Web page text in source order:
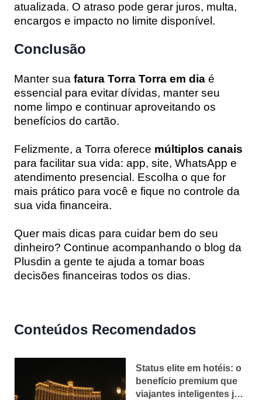
atualizada. O atraso pode gerar juros, multa,
encargos e impacto no limite disponível.
Conclusão
Manter sua fatura Torra Torra em dia é
essencial para evitar dívidas, manter seu
nome limpo e continuar aproveitando os
benefícios do cartão.
Felizmente, a Torra oferece múltiplos canais
para facilitar sua vida: app, site, WhatsApp e
atendimento presencial. Escolha o que for
mais prático para você e fique no controle da
sua vida financeira.
Quer mais dicas para cuidar bem do seu
dinheiro? Continue acompanhando o blog da
Plusdin a gente te ajuda a tomar boas
decisões financeiras todos os dias.
Conteúdos Recomendados
Status elite em hotéis: o
benefício premium que
viajantes inteligentes já